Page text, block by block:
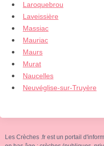
Laroquebrou
Laveissière
Massiac
Mauriac
Maurs
Murat
Naucelles
Neuvéglise-sur-Truyère
Les Crèches .fr est un portail